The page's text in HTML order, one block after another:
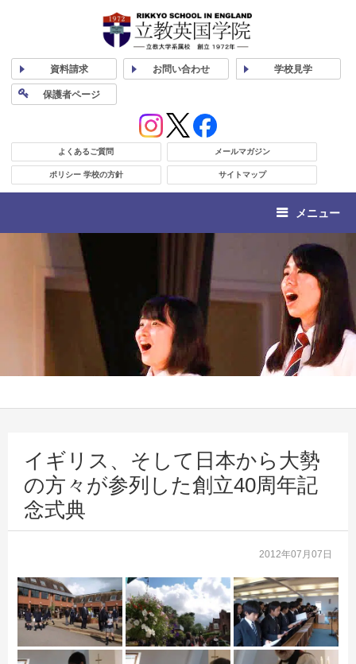
資料請求 お問い合わせ 学校見学
保護者ページ
よくあるご質問 メールマガジン
ポリシー 学校の方針 サイトマップ
メニュー
イギリス、そして日本から大勢
の方々が参列した創立40周年記
念式典
2012年07月07日